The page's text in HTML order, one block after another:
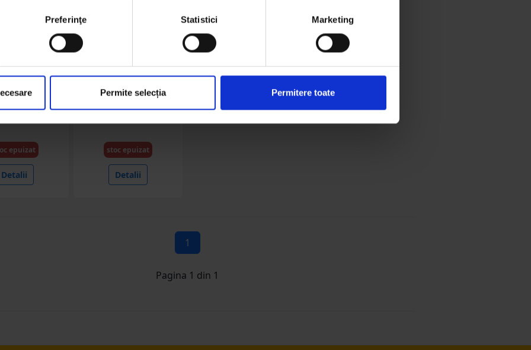
Preferinţe Statistici Marketing
Permite selecția Permitere toate
Elf 10W40
epuizat
Detalii
Ulei motor Elf 10W40
Diesel 5L
stoc epuizat
Detalii
1
Pagina 1 din 1